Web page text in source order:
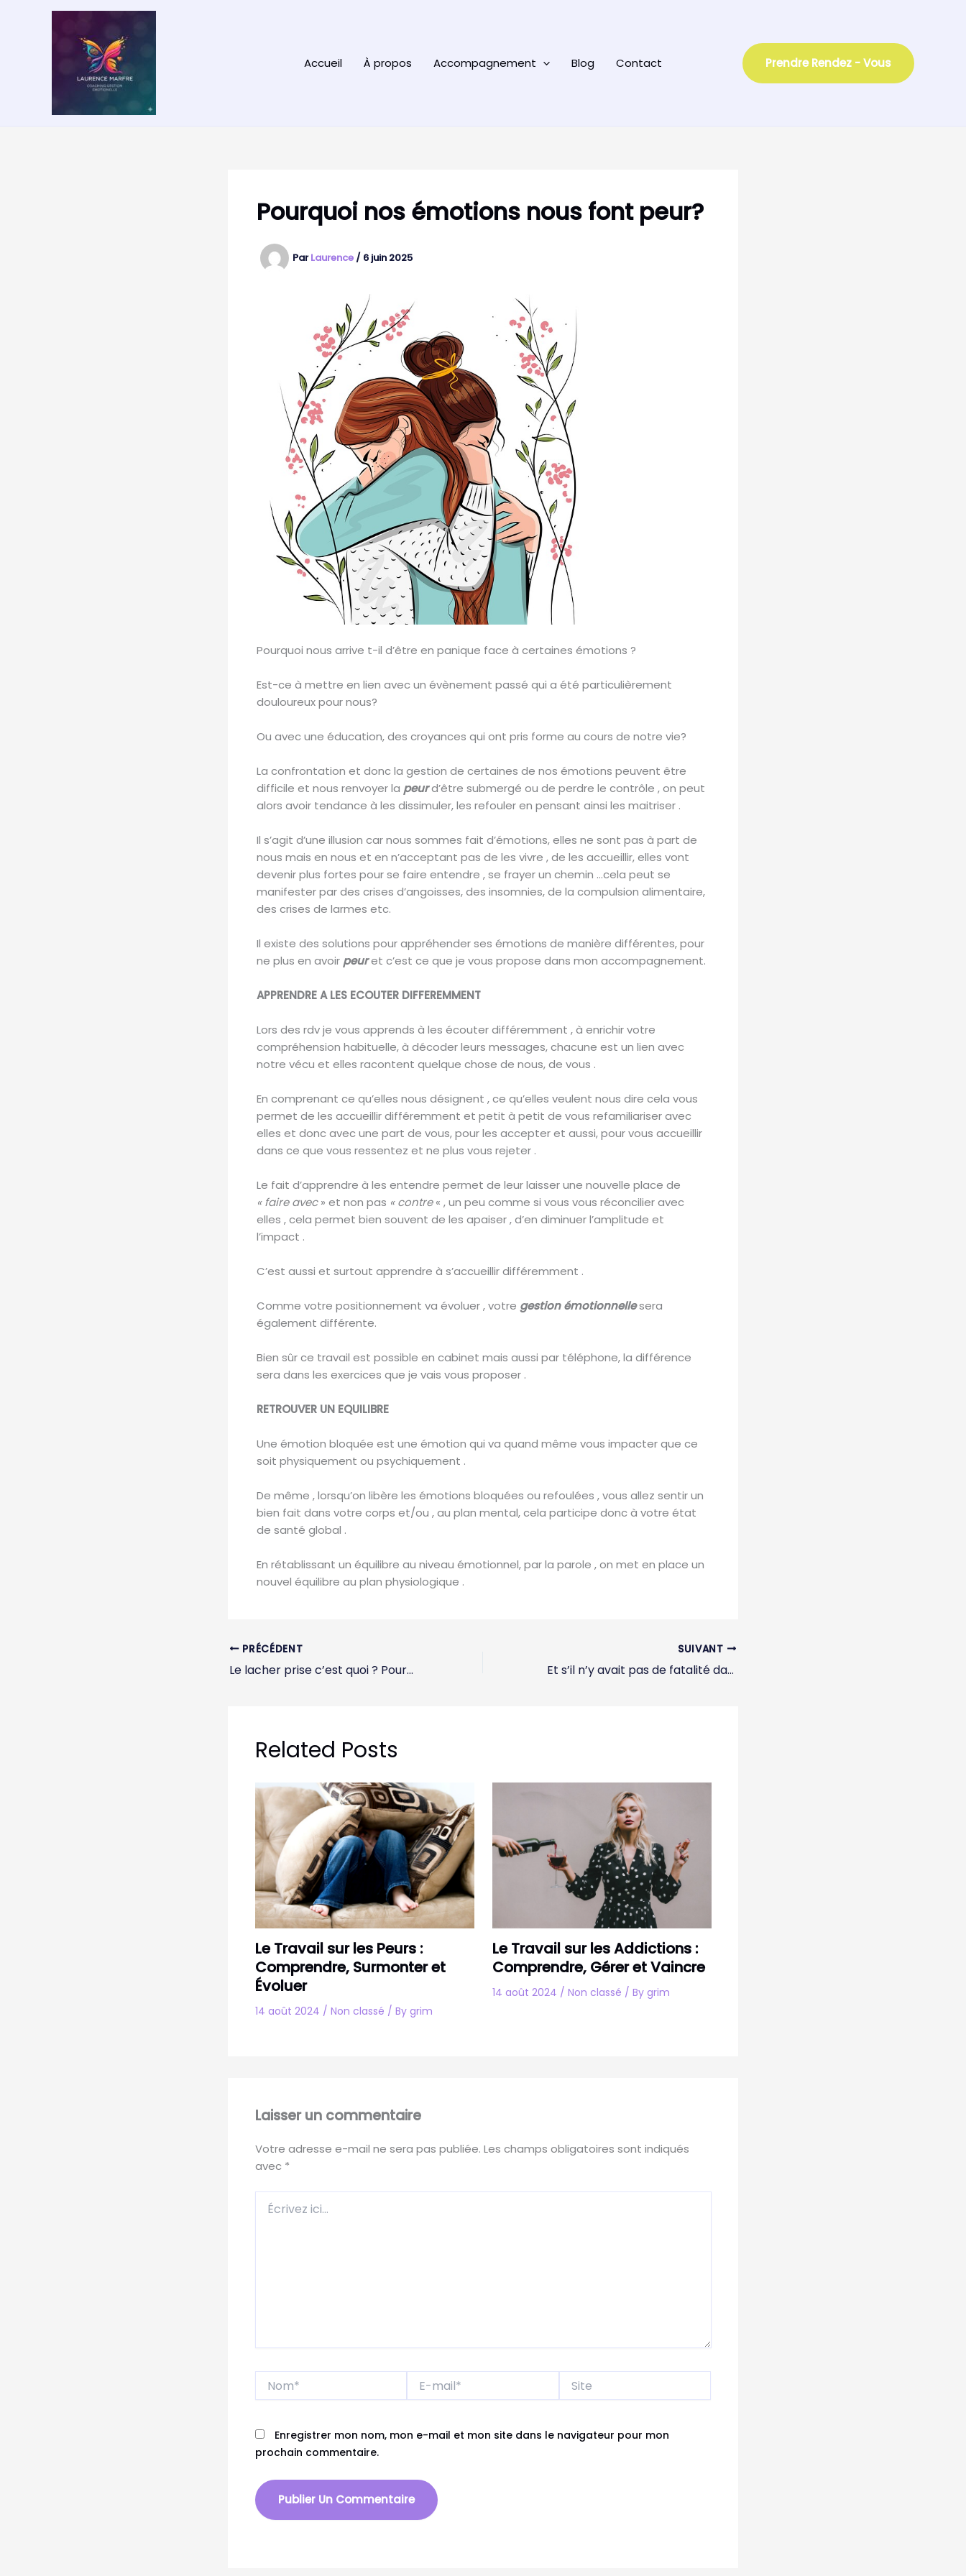
Accueil
À propos Accompagnement Blog Contact Prendre Rendez - Vous
Pourquoi nos émotions nous font peur?
ParLaurence / 6 juin 2025
Pourquoi nous arrive t-il d’être en panique face à certaines émotions ?
Est-ce à mettre en lien avec un évènement passé qui a été particulièrement
douloureux pour nous?
Ou avec une éducation, des croyances qui ont pris forme au cours de notre vie?
La confrontation et donc la gestion de certaines de nos émotions peuvent être
difficile et nous renvoyer la peurd’être submergé ou de perdre le contrôle , on peut
alors avoir tendance à les dissimuler, les refouler en pensant ainsi les maitriser .
Il s’agit d’une illusion car nous sommes fait d’émotions, elles ne sont pas à part de
nous mais en nous et en n’acceptant pas de les vivre , de les accueillir, elles vont
devenir plus fortes pour se faire entendre , se frayer un chemin …cela peut se
manifester par des crises d’angoisses, des insomnies, de la compulsion alimentaire,
des crises de larmes etc.
Il existe des solutions pour appréhender ses émotions de manière différentes, pour
ne plus en avoir peuret c’est ce que je vous propose dans mon accompagnement.
APPRENDRE A LES ECOUTER DIFFEREMMENT
Lors des rdv je vous apprends à les écouter différemment , à enrichir votre
compréhension habituelle, à décoder leurs messages, chacune est un lien avec
notre vécu et elles racontent quelque chose de nous, de vous .
En comprenant ce qu’elles nous désignent , ce qu’elles veulent nous dire cela vous
permet de les accueillir différemment et petit à petit de vous refamiliariser avec
elles et donc avec une part de vous, pour les accepter et aussi, pour vous accueillir
dans ce que vous ressentez et ne plus vous rejeter .
Le fait d’apprendre à les entendre permet de leur laisser une nouvelle place de
« faire avec» et non pas « contre« , un peu comme si vous vous réconcilier avec
elles , cela permet bien souvent de les apaiser , d’en diminuer l’amplitude et
l’impact .
C’est aussi et surtout apprendre à s’accueillir différemment .
Comme votre positionnement va évoluer , votre gestion émotionnellesera
également différente.
Bien sûr ce travail est possible en cabinet mais aussi par téléphone, la différence
sera dans les exercices que je vais vous proposer .
RETROUVER UN EQUILIBRE
Une émotion bloquée est une émotion qui va quand même vous impacter que ce
soit physiquement ou psychiquement .
De même , lorsqu’on libère les émotions bloquées ou refoulées , vous allez sentir un
bien fait dans votre corps et/ou , au plan mental, cela participe donc à votre état
de santé global .
En rétablissant un équilibre au niveau émotionnel, par la parole , on met en place un
nouvel équilibre au plan physiologique .
PRÉCÉDENT
Le lacher prise c’est quoi ? Pourquoi ce n’est pas si facile
SUIVANT
Et s’il n’y avait pas de fatalité dans ce que nous vivons
Related Posts
Le Travail sur les Peurs :
Comprendre, Surmonter et
Évoluer
14 août 2024 / Non classé / By grim
Le Travail sur les Addictions :
Comprendre, Gérer et Vaincre
14 août 2024 / Non classé / By grim
Laisser un commentaire
Votre adresse e-mail ne sera pas publiée. Les champs obligatoires sont indiqués
avec *
ici…
mail*
Enregistrer mon nom, mon e-mail et mon site dans le navigateur pour mon
prochain commentaire.